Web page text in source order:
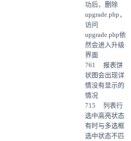
功后，删除
upgrade.php，
访问
upgrade.php依
然会进入升级
界面
761 报表饼
状图会出现详
情没有显示的
情况
715 列表行
选中高亮状态
有时与多选框
选中状态不匹